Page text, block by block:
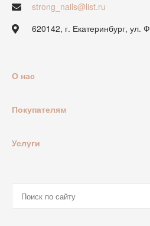
strong_nails@list.ru
620142, г. Екатеринбург, ул.
О нас
Покупателям
Услуги